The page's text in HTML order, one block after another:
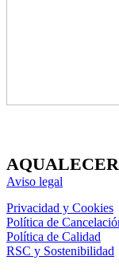
AQUALECER
Aviso legal
Privacidad y Cookies
Política de
Política de Calidad
RSC y Sostenibilidad